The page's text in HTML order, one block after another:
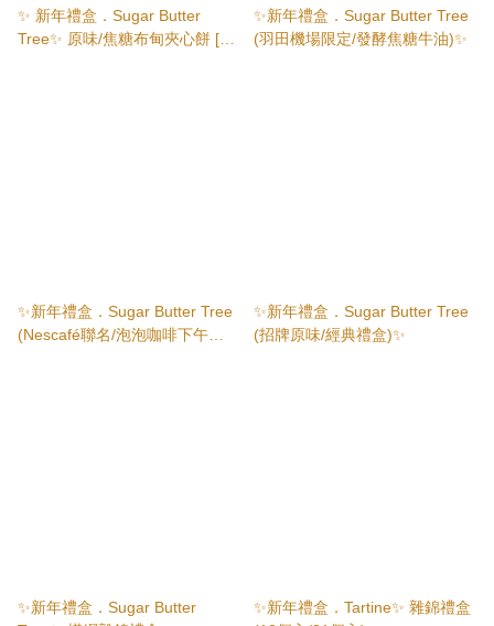
✨ 新年禮盒．Sugar Butter
Tree✨ 原味/焦糖布甸夾心餅 [冬
✨新年禮盒．Sugar Butter Tree
(羽田機場限定/發酵焦糖牛油)✨
✨新年禮盒．Sugar Butter Tree
(Nescafé聯名/泡泡咖啡下午
✨新年禮盒．Sugar Butter Tree
(招牌原味/經典禮盒)✨
✨新年禮盒．Sugar Butter
✨新年禮盒．Tartine✨ 雜錦禮盒